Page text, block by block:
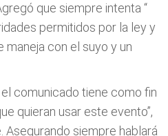
que siempre intenta “
permitidos por la ley y
maneja con el suyo y un
comunicado tiene como fin
quieran usar este evento”,
Asegurando siempre hablará